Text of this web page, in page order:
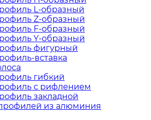
L-образный
Z-образный
F-образный
Y-образный
фигурный
вставка
гибкий
с рифлением
закладной
из алюминия